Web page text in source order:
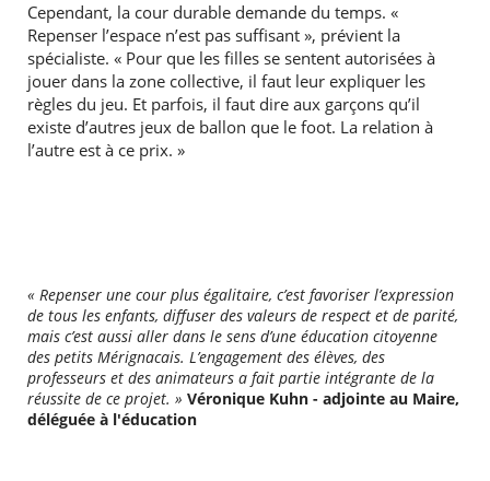
Cependant, la cour durable demande du temps. «
Repenser l’espace n’est pas suffisant », prévient la
spécialiste. « Pour que les filles se sentent autorisées à
jouer dans la zone collective, il faut leur expliquer les
règles du jeu. Et parfois, il faut dire aux garçons qu’il
existe d’autres jeux de ballon que le foot. La relation à
l’autre est à ce prix. »
« Repenser une cour plus égalitaire, c’est favoriser l’expression
de tous les enfants, diffuser des valeurs de respect et de parité,
mais c’est aussi aller dans le sens d’une éducation citoyenne
des petits Mérignacais. L’engagement des élèves, des
professeurs et des animateurs a fait partie intégrante de la
réussite de ce projet. » Véronique Kuhn - adjointe au Maire,
déléguée à l'éducation